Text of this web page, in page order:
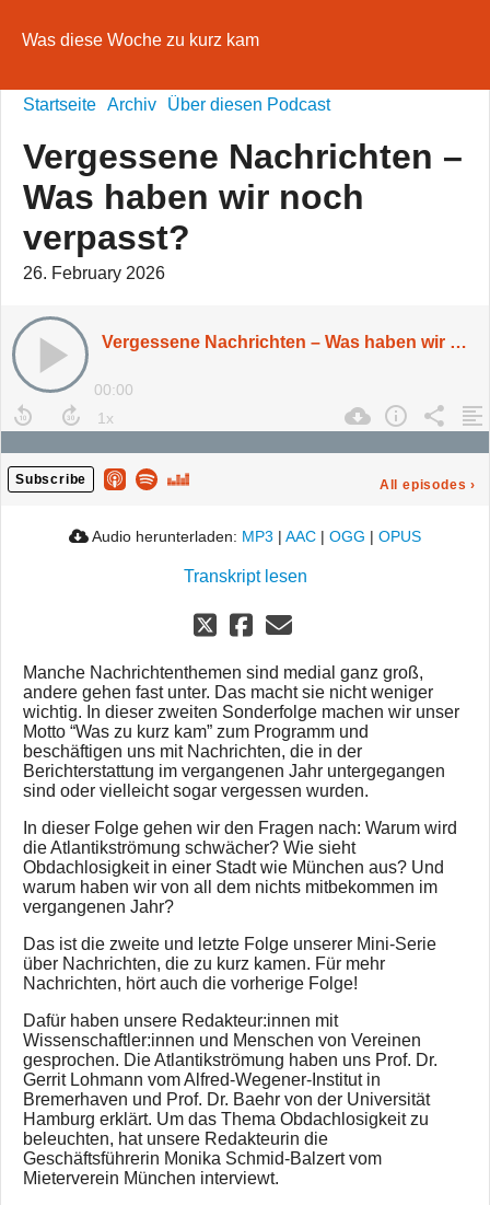
Was diese Woche zu kurz kam
Startseite Archiv Über diesen Podcast
Vergessene Nachrichten –
Was haben wir noch
verpasst?
26. February 2026
Vergessene Nachrichten – Was haben wir noch verpasst?
00:00
Subscribe All episodes ›
Audio herunterladen: MP3 | AAC | OGG | OPUS
Transkript lesen
Manche Nachrichtenthemen sind medial ganz groß,
andere gehen fast unter. Das macht sie nicht weniger
wichtig. In dieser zweiten Sonderfolge machen wir unser
Motto “Was zu kurz kam” zum Programm und
beschäftigen uns mit Nachrichten, die in der
Berichterstattung im vergangenen Jahr untergegangen
sind oder vielleicht sogar vergessen wurden.
In dieser Folge gehen wir den Fragen nach: Warum wird
die Atlantikströmung schwächer? Wie sieht
Obdachlosigkeit in einer Stadt wie München aus? Und
warum haben wir von all dem nichts mitbekommen im
vergangenen Jahr?
Das ist die zweite und letzte Folge unserer Mini-Serie
über Nachrichten, die zu kurz kamen. Für mehr
Nachrichten, hört auch die vorherige Folge!
Dafür haben unsere Redakteur:innen mit
Wissenschaftler:innen und Menschen von Vereinen
gesprochen. Die Atlantikströmung haben uns Prof. Dr.
Gerrit Lohmann vom Alfred-Wegener-Institut in
Bremerhaven und Prof. Dr. Baehr von der Universität
Hamburg erklärt. Um das Thema Obdachlosigkeit zu
beleuchten, hat unsere Redakteurin die
Geschäftsführerin Monika Schmid-Balzert vom
Mieterverein München interviewt.